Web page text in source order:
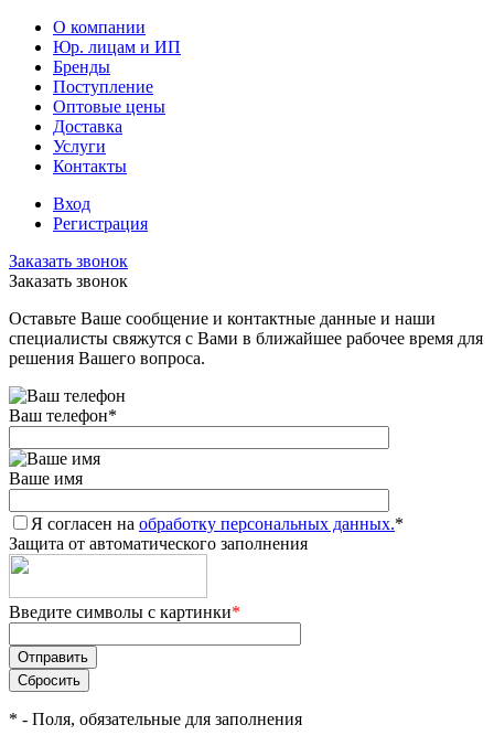
О компании
Юр. лицам и ИП
Бренды
Поступление
Оптовые цены
Доставка
Услуги
Контакты
Вход
Регистрация
Заказать звонок
Заказать звонок
Оставьте Ваше сообщение и контактные данные и наши
специалисты свяжутся с Вами в ближайшее рабочее время для
решения Вашего вопроса.
Ваш телефон*
Ваше имя
Я согласен на обработку персональных данных.*
Защита от автоматического заполнения
Введите символы с картинки*
* - Поля, обязательные для заполнения